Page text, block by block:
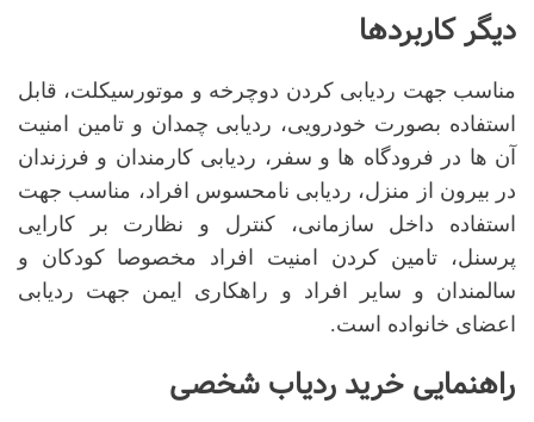
دیگر کاربردها
مناسب جهت ردیابی کردن دوچرخه و موتورسیکلت، قابل
استفاده بصورت خودرویی، ردیابی چمدان و تامین امنیت
آن ها در فرودگاه ها و سفر، ردیابی کارمندان و فرزندان
در بیرون از منزل، ردیابی نامحسوس افراد، مناسب جهت
استفاده داخل سازمانی، کنترل و نظارت بر کارایی
پرسنل، تامین کردن امنیت افراد مخصوصا کودکان و
سالمندان و سایر افراد و راهکاری ایمن جهت ردیابی
اعضای خانواده است.
راهنمایی خرید ردیاب شخصی